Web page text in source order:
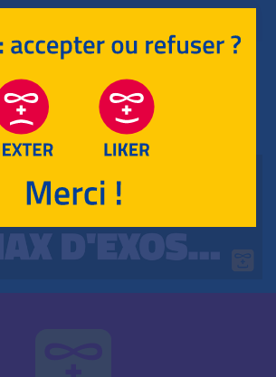
ANTILLES-GUYANE
RETOUR